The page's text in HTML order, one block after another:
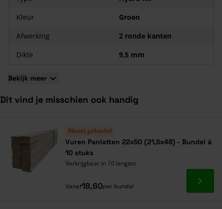
Kleur
Groen
Afwerking
2 ronde kanten
Dikte
9,5 mm
Bekijk meer
Dit vind je misschien ook handig
Meest gekocht!
Vuren Panlatten 22x50 (21,5x48) - Bundel á
10 stuks
Verkrijgbaar in 10 lengtes
Vanaf18,60per bundel Ga